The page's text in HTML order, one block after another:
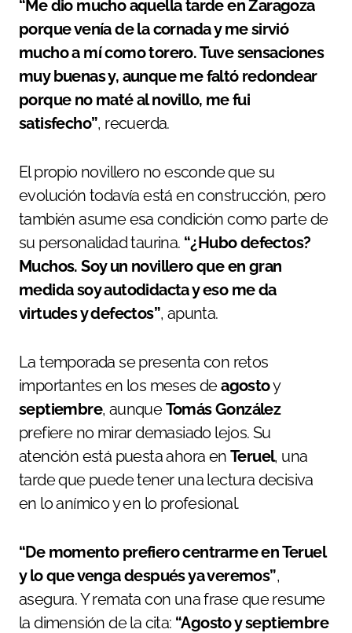
“Me dio mucho aquella tarde en Zaragoza
porque venía de la cornada y me sirvió
mucho a mí como torero. Tuve sensaciones
muy buenas y, aunque me faltó redondear
porque no maté al novillo, me fui
satisfecho”, recuerda.
El propio novillero no esconde que su
evolución todavía está en construcción, pero
también asume esa condición como parte de
su personalidad taurina. “¿Hubo defectos?
Muchos. Soy un novillero que en gran
medida soy autodidacta y eso me da
virtudes y defectos”, apunta.
La temporada se presenta con retos
importantes en los meses deagostoy
septiembre, aunqueTomás González
prefiere no mirar demasiado lejos. Su
atención está puesta ahora en Teruel, una
tarde que puede tener una lectura decisiva
en lo anímico y en lo profesional.
“De momento prefiero centrarme en Teruel
y lo que venga después ya veremos”,
asegura. Y remata con una frase que resume
la dimensión de la cita: “Agosto y septiembre